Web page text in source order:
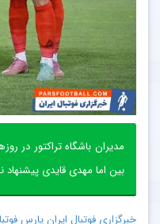
مدیران باشگاه تراکتور در
بین اما مهدی قایدی پیشنهاد
خبرگزاری فوتبال ایران پارس